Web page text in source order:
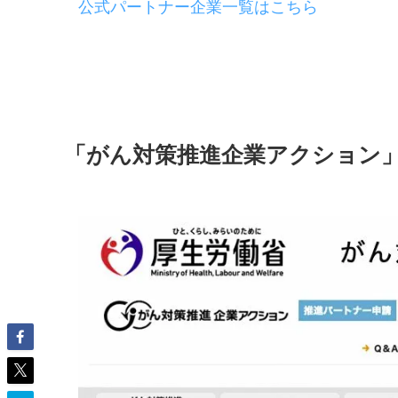
公式パートナー企業一覧はこちら
「がん対策推進企業アクション